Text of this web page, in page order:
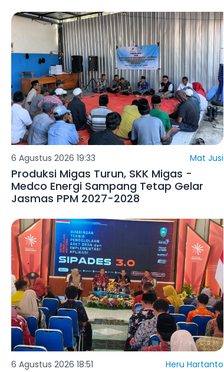
6 Agustus 2026 19:33 Mat Jusi
Produksi Migas Turun, SKK Migas -
Medco Energi Sampang Tetap Gelar
Jasmas PPM 2027-2028
6 Agustus 2026 18:51 Heru Hartanto